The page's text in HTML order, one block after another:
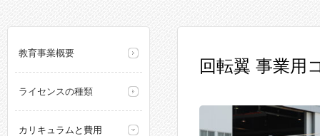
教育事業概要
ライセンスの種類
カリキュラムと費用
回転翼 事業用